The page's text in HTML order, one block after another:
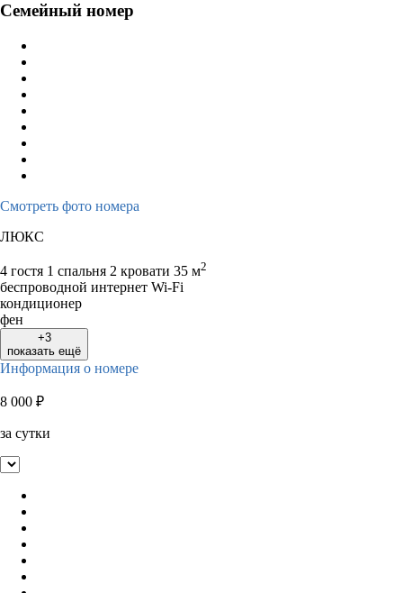
Семейный номер
Смотреть фото номера
ЛЮКС
4 гостя 1 спальня 2 кровати 35 м2
беспроводной интернет Wi-Fi
кондиционер
фен
+3
показать ещё
Информация о номере
8 000 ₽
за сутки